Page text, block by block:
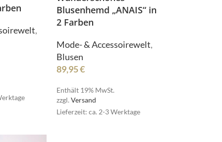
Bielefelder Bettwaren
,
Blusenhemd „ANAIS“ in
2 Farben
Mode- & Accessoirewelt,
Blusen
89,95€
Enthält 19% MwSt.
zzgl. Versand
Lieferzeit: ca. 2-3 Werktage